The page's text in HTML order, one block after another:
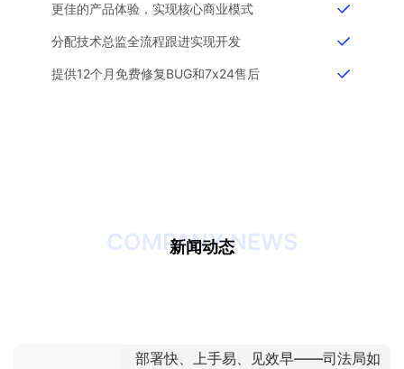
更佳的产品体验，实现核心商业模式
分配技术总监全流程跟进实现开发
提供12个月免费修复BUG和7x24售后
新闻动态
COMPANY NEWS
司法部全面推行“扫码入企”——数字化浪潮下，司法
从“事后追责”到“事前约束”：数字化手段如何让执法监
部署快、上手易、见效早——司法局如